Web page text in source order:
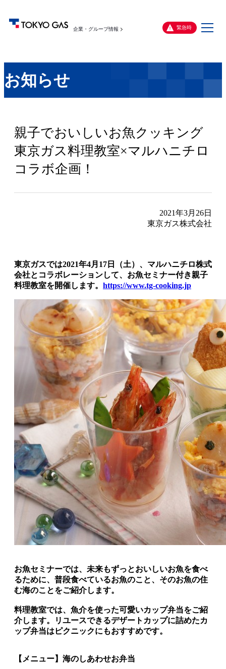
企業・グループ情報 緊急時
メ
お知らせ
親子でおいしいお魚クッキング
東京ガス料理教室×マルハニチロ
コラボ企画！
2021年3月26日
東京ガス株式会社
東京ガスでは2021年4月17日（土）、マルハニチロ株式
会社とコラボレーションして、お魚セミナー付き親子
料理教室を開催します。 https://www.tg-cooking.jp
お魚セミナーでは、未来もずっとおいしいお魚を食べ
るために、普段食べているお魚のこと、そのお魚の住
む海のことをご紹介します。
料理教室では、魚介を使った可愛いカップ弁当をご紹
介します。リユースできるデザートカップに詰めたカ
ップ弁当はピクニックにもおすすめです。
【メニュー】 海のしあわせお弁当